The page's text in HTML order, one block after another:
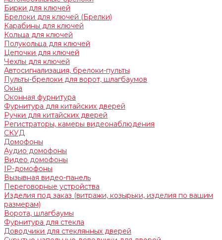
Бирки для ключей
Брелоки для ключей (Брелки)
Карабины для ключей
Кольца для ключей
Полукольца для ключей
Цепочки для ключей
Чехлы для ключей
Автосигнализация, брелоки-пульты
Пульты-брелоки для ворот, шлагбаумов
Окна
Оконная фурнитура
Фурнитура для китайских дверей
Ручки для китайских дверей
Регистраторы, камеры видеонаблюдения
СКУД
Домофоны
Аудио домофоны
Видео домофоны
IP-домофоны
Вызывная видео-панель
Переговорные устройства
Изделия под заказ (витражи, козырьки, изделия по вашим
размерам)
Ворота, шлагбаумы
Фурнитура для стекла
Доводчики для стеклянных дверей